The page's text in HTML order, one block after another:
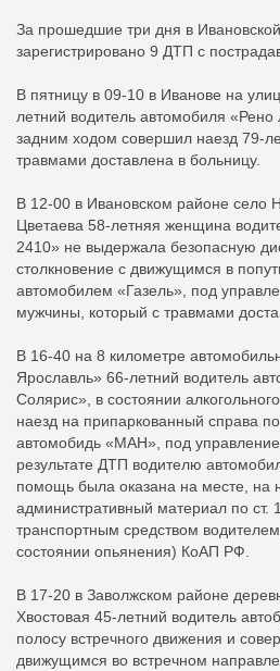
За прошедшие три дня в
зарегистрировано 9 ДТП с
В пятницу в 09-10 в Иванове на
летний водитель автомобиля
задним ходом совершил наезд 79-
травмами доставлена в больницу.
В 12-00 в Ивановском районе село
Цветаева 58-летняя женщина
2410» не выдержала безопасную
столкновение с движущимся в
автомобилем «Газель», под
мужчины, который с травмами
В 16-40 на 8 километре
Ярославль» 66-летний водитель
Солярис», в состоянии
наезд на припаркованный справа
автомобидь «МАН», под
результате ДТП водителю
помощь была оказана на месте, на
административный материал по ст.
транспортным средством
состоянии опьянения) КоАП РФ.
В 17-20 в Заволжском районе
Хвостовая 45-летний водитель
полосу встречного движения и
движущимся во встречном